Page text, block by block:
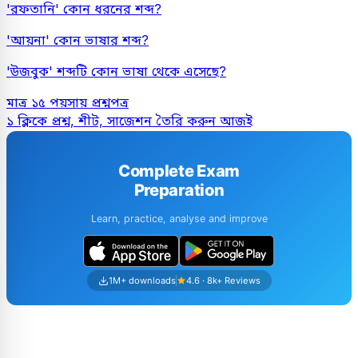
'রফতানি' কোন ধরনের শব্দ?
'আয়না' কোন ভাষার শব্দ?
'উজবুক' শব্দটি কোন ভাষা থেকে এসেছে?
মাত্র ১৫ পয়সায় প্রশ্নপত্র
১ ক্লিকে প্রশ্ন, শীট, সাজেশন তৈরি করুন আজই
Complete Exam
Preparation
Learn, practice, analyse and improve
1M+ downloads 4.6 · 8k+ Reviews